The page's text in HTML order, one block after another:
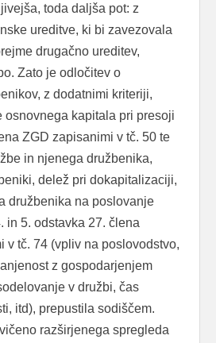
toda daljša pot: z
ureditve, ki bi zavezovala
drugačno ureditev,
Zato je odločitev o
z dodatnimi kriteriji,
osnovnega kapitala pri presoji
ZGD zapisanimi v tč. 50 te
in njenega družbenika,
delež pri dokapitalizaciji,
družbenika na poslovanje
in 5. odstavka 27. člena
v tč. 74 (vpliv na poslovodstvo,
z gospodarjenjem
v družbi, čas
itd), prepustila sodiščem.
razširjenega spregleda